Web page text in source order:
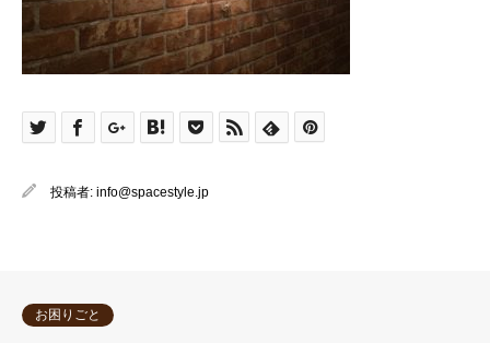
投稿者: info@spacestyle.jp
お困りごと